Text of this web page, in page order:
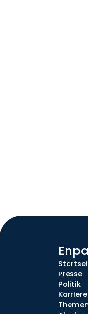
Presse
Politik
Karriere
Themen